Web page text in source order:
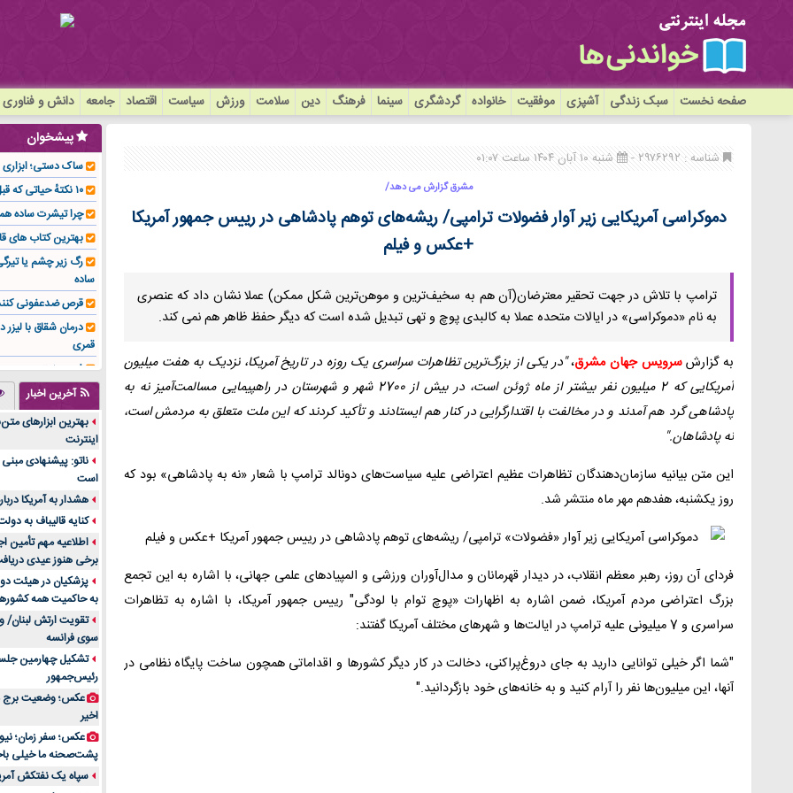
صفحه نخست سبک زندگی آشپزی موفقیت خانواده گردشگری سینما فرهنگ دین سلامت ورزش سیاست اقتصاد جامعه دانش و فناوری
شناسه : ۲۹۷۶۲۹۲ - شنبه ۱۰ آبان ۱۴۰۴ ساعت ۰۱:۰۷
مشرق گزارش می دهد/
دموکراسی آمریکایی زیر آوار فضولات ترامپی/ ریشه‌های توهم پادشاهی در رییس جمهور آمریکا
+عکس و فیلم
ترامپ با تلاش در جهت تحقیر معترضان(آن هم به سخیف‌ترین و موهن‌ترین شکل ممکن) عملا نشان داد که عنصری
به نام «دموکراسی» در ایالات متحده عملا به کالبدی پوچ و تهی تبدیل شده است که دیگر حفظ ظاهر هم نمی کند.
به گزارشسرویس جهان مشرق،"در یکی از بزرگ‌ترین تظاهرات سراسری یک روزه در تاریخ آمریکا، نزدیک به هفت میلیون
آمریکایی که 2 میلیون نفر بیشتر از ماه ژوئن است، در بیش از 2700 شهر و شهرستان در راهپیمایی مسالمت‌آمیز نه به
پادشاهی گرد هم آمدند و در مخالفت با اقتدارگرایی در کنار هم ایستادند و تأکید کردند که این ملت متعلق به مردمش است،
نه پادشاهان."
این متن بیانیه سازمان‌دهندگان تظاهرات عظیم اعتراضی علیه سیاست‌های دونالد ترامپ با شعار «نه به پادشاهی» بود که
روز یکشنبه، هفدهم مهر ماه منتشر شد.
فردای آن روز، رهبر معظم انقلاب، در دیدار قهرمانان و مدال‌آوران ورزشی و المپیادهای علمی جهانی، با اشاره به این تجمع
بزرگ اعتراضی مردم آمریکا، ضمن اشاره به اظهارات «پوچ توام با لودگی" رییس جمهور آمریکا، با اشاره به تظاهرات
سراسری و 7 میلیونی علیه ترامپ در ایالت‌ها و شهرهای مختلف آمریکا گفتند:
"شما اگر خیلی توانایی دارید به جای دروغ‌پراکنی، دخالت در کار دیگر کشورها و اقداماتی همچون ساخت پایگاه نظامی در
آنها، این میلیون‌ها نفر را آرام کنید و به خانه‌های خود بازگردانید."
پیشخوان
ساک دستی؛ ابزاری
۱۰ نکتهٔ حیاتی که قبل از کاشت ایمپلنت باید بدانید!
چرا تیشرت ساده
بهترین کتاب های
رگ زیر چشم یا
ساده
قرص ضدعفونی
درمان شقاق با لیزر
قمری
فوم صنعتی چیست و
تولیدکننده تهیه کرد؟
جنس هر کدام از
متریال برای شما
تولید لیوان
بازار ایران
درد زانو بعد از
انتخاب باشد
آینده موسیقی
بهترین راه
است؟
مقایسه قالب
خرید سمعک
تصمیم‌گیری
خرید و فروش
ایرانیان
اهمیت انتخاب
پرونده‌های حساس و
۷ تاثیرات کامپیوتر در حوزه علوم زندگی و کاربردی
لیفتراک صفر؛
آخرین اخبار
بهترین ابزارهای
اینترنت
ناتو: پیشنهادی
است
هشدار به آمریکا
کنایه قالیباف به
اطلاعیه مهم تأمین
برخی هنوز عیدی
پزشکیان در هیئت
به حاکمیت همه
تقویت ارتش لبنان/
سوی فرانسه
تشکیل چهارمین
رئیس‌جمهور
عکس؛ وضعیت برج
اخیر
پشت‌صحنه ما خیلی
سپاه یک نفتکش